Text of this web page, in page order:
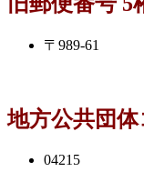
〒989-61
地方公共団体
04215